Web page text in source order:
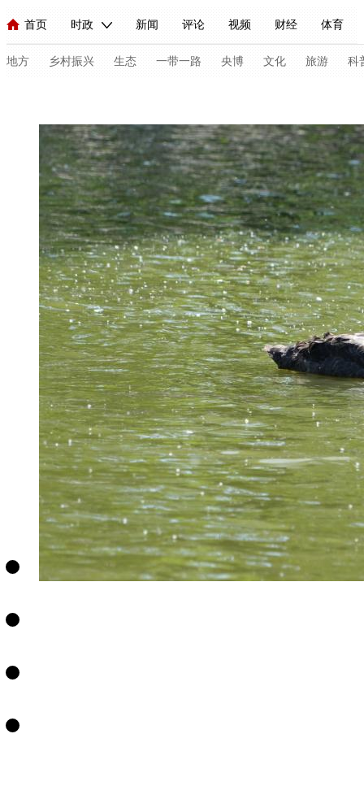
首页 时政 新闻 评论 视频 财经 体育
人民领袖习近平 联播+ 中国领导人 央视快评 习式妙语
直播 栏目大全 节目单 听音 微视频 主持人
海外频道 iPanda English Монгол
地方 乡村振兴 生态 一带一路 央博 文化 旅游 科
新闻 国内 国际 评论 经济 军事 科技
人民领袖习近平 联播+ 热解读 天天学习 习式妙语
视频 小央视频 小央直播 直播中国 熊猫频道
现场 前线 比划 快看 蓝海中国 新兵请入列
体育 直播 竞猜 2026年世界杯 2026年冬奥会
VIP会员 CCTV奥林匹克频道 生活体育大会 体育江湖
财经 教育 乡村振兴 生态环境 一带一路 央博
大国智造 大国展会 大国保险 云顶对话 云起
CCTV.节目官网 直播 节目单 栏目 片库 热播榜